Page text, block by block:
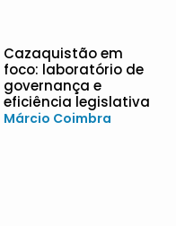
Cazaquistão em
foco: laboratório de
governança e
eficiência legislativa
Márcio Coimbra